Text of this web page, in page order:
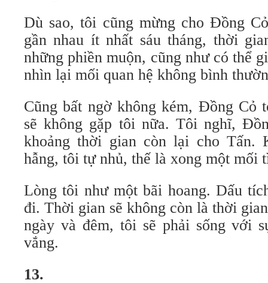
Dù sao, tôi cũng mừng cho Đồng
gần nhau ít nhất sáu tháng, thời
những phiền muộn, cũng như có thể
nhìn lại mối quan hệ không bình
Cũng bất ngờ không kém, Đồng Cỏ
sẽ không gặp tôi nữa. Tôi nghĩ,
khoảng thời gian còn lại cho Tấn.
hẫng, tôi tự nhủ, thế là xong một mối
Lòng tôi như một bãi hoang. Dấu
đi. Thời gian sẽ không còn là thời
ngày và đêm, tôi sẽ phải sống với
vắng.
13.